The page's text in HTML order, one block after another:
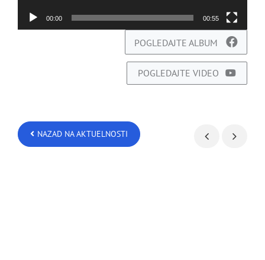
00:00 00:55
POGLEDAJTE ALBUM
POGLEDAJTE VIDEO
NAZAD NA AKTUELNOSTI